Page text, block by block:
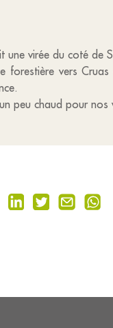
une virée du coté de
forestière vers
un peu chaud pour